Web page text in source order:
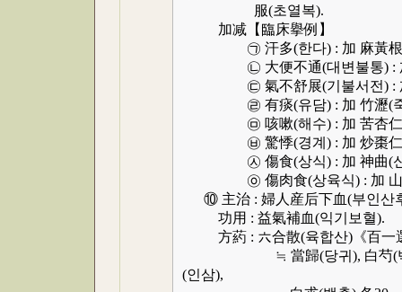
服(초열복).
加减【臨床擧例】
㉠ 汗多(한다) : 加 麻黃根(마
㉡ 大便不通(대변불통) : 加
㉢ 氣不舒展(기불서전) : 加
㉣ 有痰(유담) : 加 竹瀝(죽력
㉤ 咳嗽(해수) : 加 苦杏仁(
㉥ 驚悸(경계) : 加 炒棗仁(초
㉦ 傷食(상식) : 加 神曲(신
㉧ 傷肉食(상육식) : 加 山楂(
⑩ 主治 : 婦人産后下血(부인산
功用 : 益氣補血(익기보혈).
方葯 : 六合散(육합산)《百一
≒ 當歸(당귀), 白芍(백작),
(인삼),